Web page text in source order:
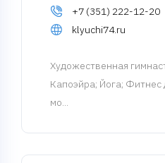
+7 (351) 222-12-20
klyuchi74.ru
Художественная
Капоэйра; Йога; Фитнес
мо...